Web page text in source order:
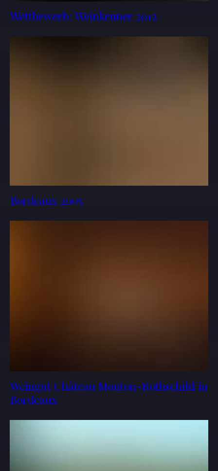
Wettbewerb: Weinkenner 2012
Bordeaux 2005
Weingut Château Mouton-Rothschild in
Bordeaux